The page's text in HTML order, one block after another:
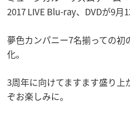
2017 LIVE Blu-ray、DVDが9月
夢色カンパニー7名揃っての
化。
3周年に向けてますます盛り上
ぞお楽しみに。